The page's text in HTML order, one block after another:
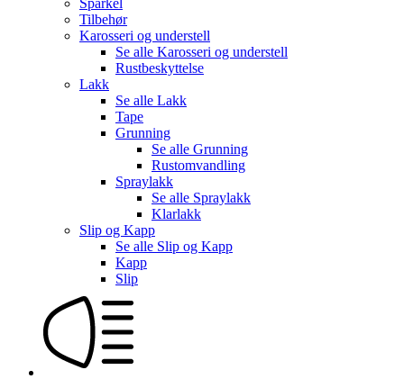
Tilbehør
Karosseri og understell
Se alle Karosseri og understell
Rustbeskyttelse
Lakk
Se alle Lakk
Tape
Grunning
Se alle Grunning
Rustomvandling
Spraylakk
Se alle Spraylakk
Klarlakk
Slip og Kapp
Se alle Slip og Kapp
Kapp
Slip